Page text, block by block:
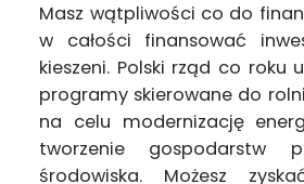
Masz wątpliwości co do
w całości finansować
kieszeni. Polski rząd co roku
programy skierowane do
na celu modernizację
tworzenie gospodarstw
środowiska. Możesz